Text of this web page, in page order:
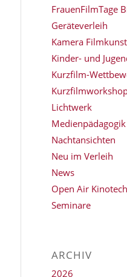
FrauenFilmTage
Geräteverleih
Kamera
Kinder- und
Kurzfilm-
Lichtwerk
Medienpädagogik
Nachtansichten
Neu im Verleih
News
Open Air
Seminare
ARCHIV
2026